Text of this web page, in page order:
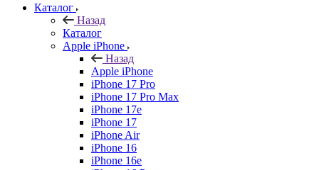
Каталог
Назад
Каталог
Apple iPhone
Назад
Apple iPhone
iPhone 17 Pro
iPhone 17 Pro Max
iPhone 17e
iPhone 17
iPhone Air
iPhone 16
iPhone 16e